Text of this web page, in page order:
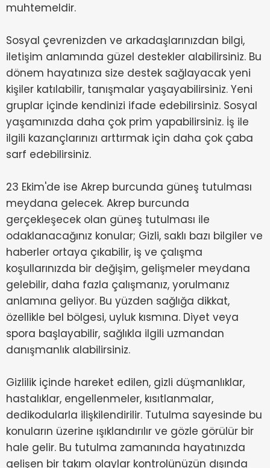
muhtemeldir.
Sosyal çevrenizden ve arkadaşlarınızdan bilgi,
iletişim anlamında güzel destekler alabilirsiniz. Bu
dönem hayatınıza size destek sağlayacak yeni
kişiler katılabilir, tanışmalar yaşayabilirsiniz. Yeni
gruplar içinde kendinizi ifade edebilirsiniz. Sosyal
yaşamınızda daha çok prim yapabilirsiniz. İş ile
ilgili kazançlarınızı arttırmak için daha çok çaba
sarf edebilirsiniz.
23 Ekim'de ise Akrep burcunda güneş tutulması
meydana gelecek. Akrep burcunda
gerçekleşecek olan güneş tutulması ile
odaklanacağınız konular; Gizli, saklı bazı bilgiler ve
haberler ortaya çıkabilir, iş ve çalışma
koşullarınızda bir değişim, gelişmeler meydana
gelebilir, daha fazla çalışmanız, yorulmanız
anlamına geliyor. Bu yüzden sağlığa dikkat,
özellikle bel bölgesi, uyluk kısmına. Diyet veya
spora başlayabilir, sağlıkla ilgili uzmandan
danışmanlık alabilirsiniz.
Gizlilik içinde hareket edilen, gizli düşmanlıklar,
hastalıklar, engellenmeler, kısıtlanmalar,
dedikodularla ilişkilendirilir. Tutulma sayesinde bu
konuların üzerine ışıklandırılır ve gözle görülür bir
hale gelir. Bu tutulma zamanında hayatınızda
gelişen bir takım olaylar kontrolünüzün dışında